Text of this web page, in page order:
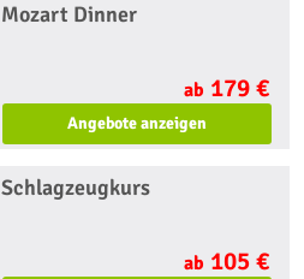
Mozart Dinner
ab 179 €
Angebote anzeigen
Schlagzeugkurs
ab 105 €